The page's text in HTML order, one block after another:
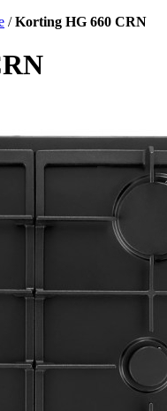
/Korting HG 660 CRN